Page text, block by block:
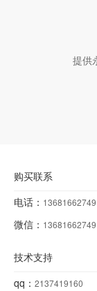
提供
购买联系
电话： 13681662749
微信： 13681662749
技术支持
qq： 2137419160